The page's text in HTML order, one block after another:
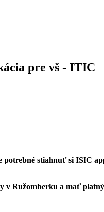
pre vš - ITIC
stiahnuť si ISIC
v Ružomberku a mať